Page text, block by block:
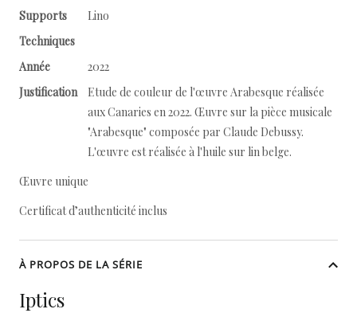
Supports
Lino
Techniques
Année
2022
Justification
Etude de couleur de l'œuvre Arabesque réalisée
aux Canaries en 2022. Œuvre sur la pièce musicale
"Arabesque" composée par Claude Debussy.
L'œuvre est réalisée à l'huile sur lin belge.
Œuvre unique
Certificat d’authenticité inclus
À PROPOS DE LA SÉRIE
Iptics